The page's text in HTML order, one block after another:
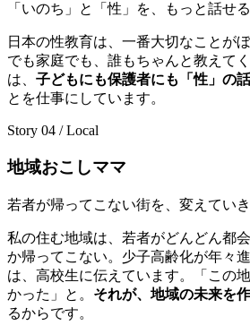
「いのち」と「性」を、もっと話せ
日本の性教育は、一番大切なことが
でも家庭でも、誰もちゃんと教えて
は、 子どもにも保護者にも「性」の
とを仕事にしています。
Story 04 / Local
地域おこしママ
若者が帰ってこない街を、変えていき
私の住む地域は、若者がどんどん都
か帰ってこない。少子高齢化が年々
は、高校生に伝えています。「この
かった」と。 それが、地域の未来を
るからです。